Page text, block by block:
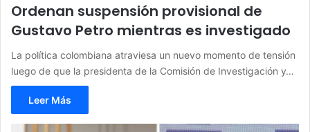
Ordenan suspensión provisional de
Gustavo Petro mientras es investigado
La política colombiana atraviesa un nuevo momento de tensión
luego de que la presidenta de la Comisión de Investigación y…
Leer Más